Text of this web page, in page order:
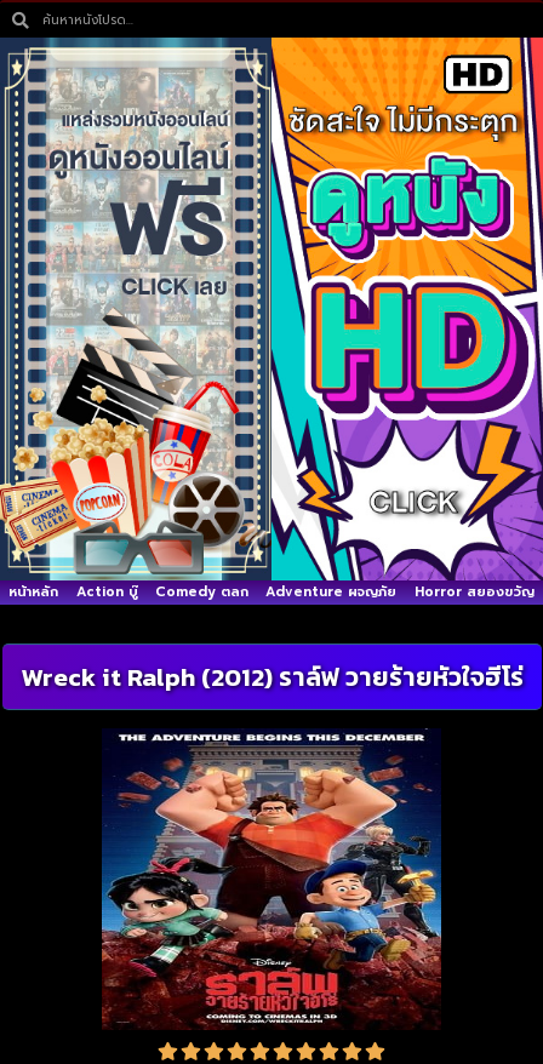
หน้าหลัก Action บู๊ Comedy ตลก Adventure ผจญภัย Horror สยองขวัญ
Wreck it Ralph (2012) ราล์ฟ วายร้ายหัวใจฮีโร่